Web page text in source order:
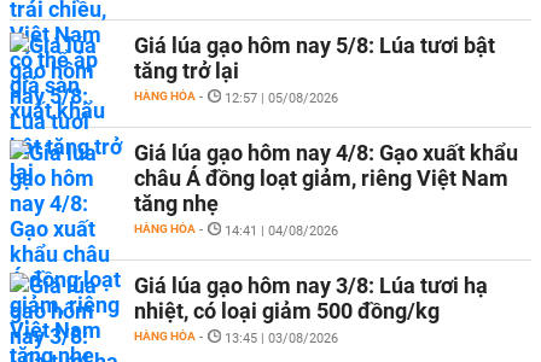
Giá lúa gạo hôm nay 5/8: Lúa tươi bật
tăng trở lại
HÀNG HÓA - 12:57 | 05/08/2026
Giá lúa gạo hôm nay 4/8: Gạo xuất khẩu
châu Á đồng loạt giảm, riêng Việt Nam
tăng nhẹ
HÀNG HÓA - 14:41 | 04/08/2026
Giá lúa gạo hôm nay 3/8: Lúa tươi hạ
nhiệt, có loại giảm 500 đồng/kg
HÀNG HÓA - 13:45 | 03/08/2026